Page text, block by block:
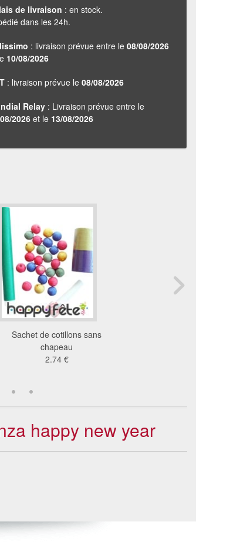
de livraison : en stock.
dans les 24h.
: livraison prévue entre le 08/08/2026
10/08/2026
: livraison prévue le 08/08/2026
Relay : Livraison prévue entre le
2026et le 13/08/2026
Sachet de cotillons sans
chapeau
2.74 €
happy new year